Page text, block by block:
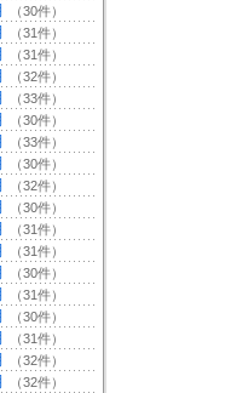
（30件）
（31件）
（31件）
（32件）
（33件）
（30件）
（33件）
（30件）
（32件）
（30件）
（31件）
（31件）
（30件）
（31件）
（30件）
（31件）
（32件）
（32件）